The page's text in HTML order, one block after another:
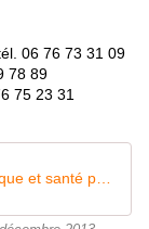
06 76 73 31 09
78 89
75 23 31
pollution atmosphérique et santé publique que fait le gouvernement